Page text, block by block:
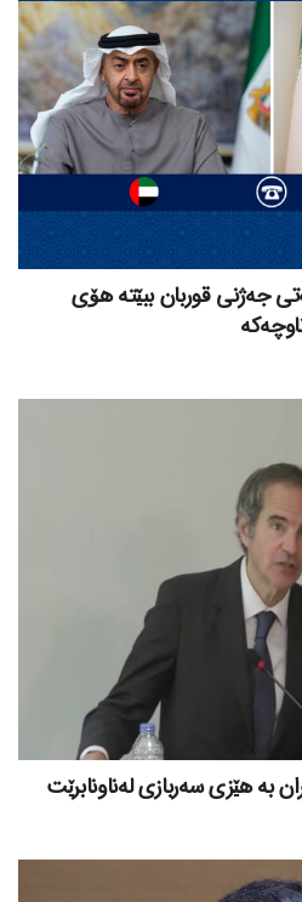
جەژنی قوربان ببێتە هۆی
بە هێزی سەربازی لەناونابرێت